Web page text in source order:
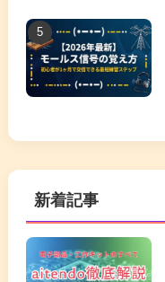
新着記事